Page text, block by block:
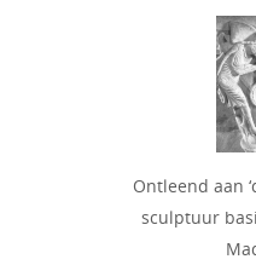
Ontleend aan
sculptuur